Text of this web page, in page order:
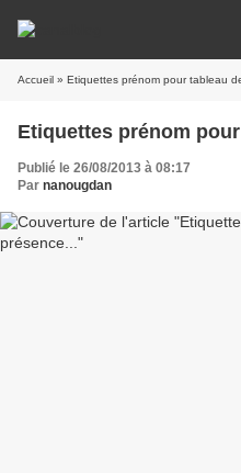
Accueil » Etiquettes prénom pour tableau
Etiquettes prénom
Publié le 26/08/2013 à 08:17
Par nanougdan